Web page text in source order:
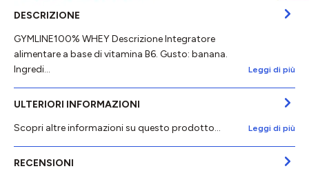
DESCRIZIONE
GYMLINE100% WHEY Descrizione Integratore
alimentare a base di vitamina B6. Gusto: banana.
Ingredi…
Leggi di più
ULTERIORI INFORMAZIONI
Scopri altre informazioni su questo prodotto...
Leggi di più
RECENSIONI